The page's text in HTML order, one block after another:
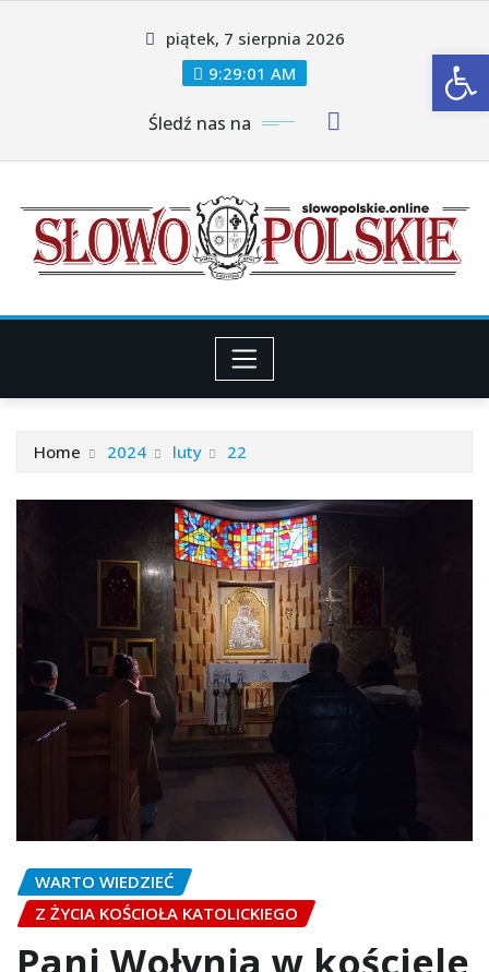
piątek, 7 sierpnia 2026
9:29:01 AM
Śledź nas na
Home 2024 luty 22
WARTO WIEDZIEĆ
Z ŻYCIA KOŚCIOŁA KATOLICKIEGO
Pani Wołynia w kościele